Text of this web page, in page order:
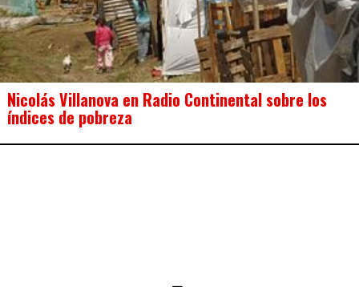
Nicolás Villanova en Radio Continental sobre los
índices de pobreza